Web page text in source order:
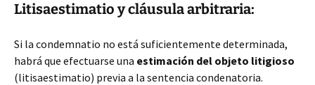
Litisaestimatio y cláusula arbitraria:
Si la condemnatio no está suficientemente determinada,
habrá que efectuarse una estimación del objeto litigioso
(litisaestimatio) previa a la sentencia condenatoria.